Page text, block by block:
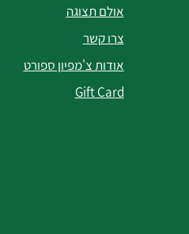
אולם תצוגה
צרו קשר
אודות צ'מפיון ספורט
Gift Card